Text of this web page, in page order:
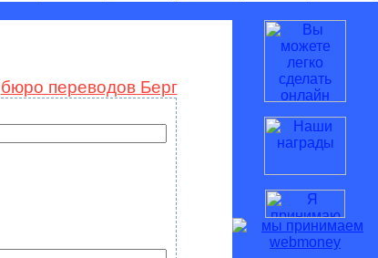
бюро переводов Берг